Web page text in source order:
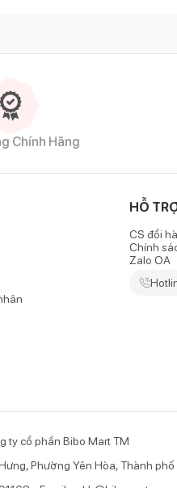
Chính Hãng
HỖ
CS đổi
Chính
Zalo OA
ty cổ phần Bibo Mart TM
Phường Yên Hòa, Thành phố